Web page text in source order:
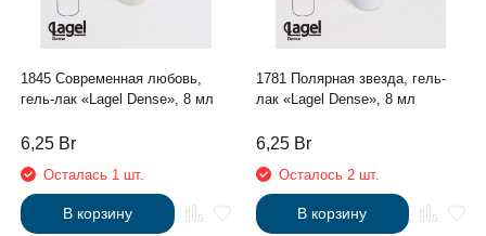
1845 Современная любовь,
гель-лак «Lagel Dense», 8 мл
6,25 Br
Осталась 1 шт.
В корзину
1781 Полярная звезда, гель-
лак «Lagel Dense», 8 мл
6,25 Br
Осталось 2 шт.
В корзину